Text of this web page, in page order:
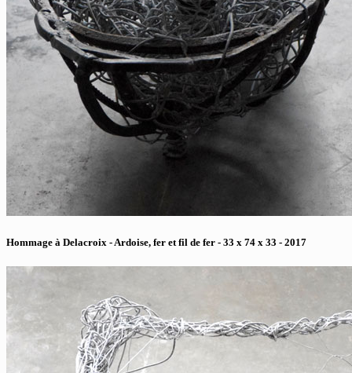
Hommage à Delacroix - Ardoise, fer et fil de fer - 33 x 74 x 33 - 2017